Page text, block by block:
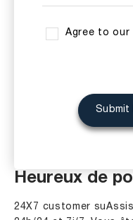
Agree to our
Submit
Heureux de
24X7 customer